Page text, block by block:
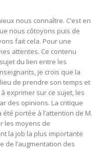
nous connaître. C’est en
nous côtoyons puis de
fait cela. Pour une
attentes. Ce contenu
du lien entre les
je crois que la
de prendre son temps et
exprimer sur ce sujet, les
des opinions. La critique
portée à l’attention de M.
les moyens de
la job la plus importante
de l’augmentation des